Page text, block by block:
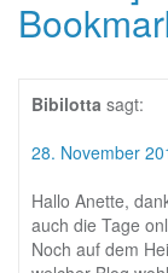
Bibilotta sagt:
28. November
Hallo Anette,
auch die Tage
Noch auf dem